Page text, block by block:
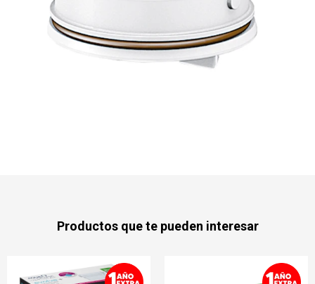
Productos que te pueden interesar